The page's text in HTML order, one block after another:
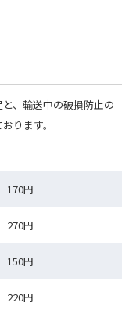
、輸送中の破損防止の
ります。
170円
270円
150円
220円